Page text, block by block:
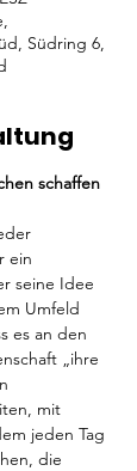
Südring 6,
schaffen
ein
seine Idee
Umfeld
es an den
„ihre
mit
jeden Tag
die